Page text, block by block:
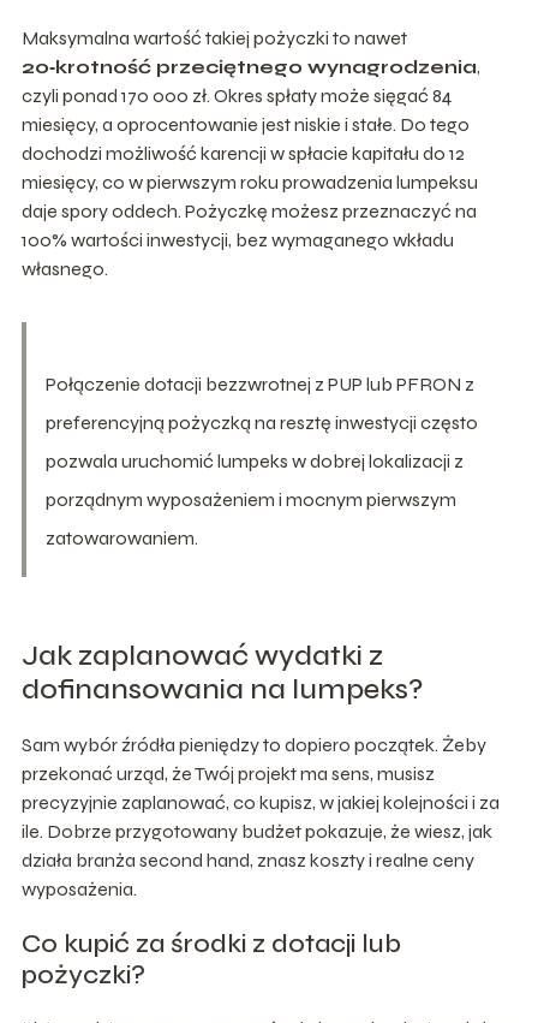
Maksymalna wartość takiej pożyczki to nawet
20‑krotność przeciętnego wynagrodzenia,
czyli ponad 170 000 zł. Okres spłaty może sięgać 84
miesięcy, a oprocentowanie jest niskie i stałe. Do tego
dochodzi możliwość karencji w spłacie kapitału do 12
miesięcy, co w pierwszym roku prowadzenia lumpeksu
daje spory oddech. Pożyczkę możesz przeznaczyć na
100% wartości inwestycji, bez wymaganego wkładu
własnego.
Połączenie dotacji bezzwrotnej z PUP lub PFRON z
preferencyjną pożyczką na resztę inwestycji często
pozwala uruchomić lumpeks w dobrej lokalizacji z
porządnym wyposażeniem i mocnym pierwszym
zatowarowaniem.
Jak zaplanować wydatki z
dofinansowania na lumpeks?
Sam wybór źródła pieniędzy to dopiero początek. Żeby
przekonać urząd, że Twój projekt ma sens, musisz
precyzyjnie zaplanować, co kupisz, w jakiej kolejności i za
ile. Dobrze przygotowany budżet pokazuje, że wiesz, jak
działa branża second hand, znasz koszty i realne ceny
wyposażenia.
Co kupić za środki z dotacji lub
pożyczki?